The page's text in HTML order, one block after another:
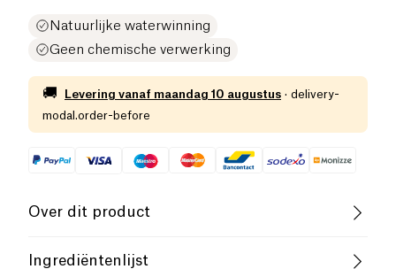
Natuurlijke waterwinning
Geen chemische verwerking
🚚 Levering vanaf maandag 10 augustus · delivery-
modal.order-before
Over dit product
Laag zout
Ingrediëntenlijst